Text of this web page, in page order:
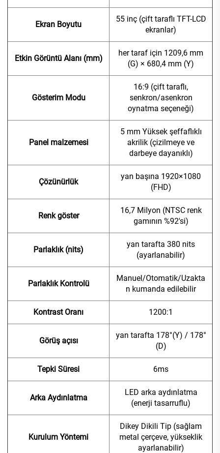
Ekran Boyutu
55 inç (çift taraflı TFT-LCD
ekranlar)
Etkin Görüntü Alanı (mm)
her taraf için 1209,6 mm
(G) × 680,4 mm (Y)
Gösterim Modu
16:9 (çift taraflı,
senkron/asenkron
oynatma seçeneği)
Panel malzemesi
5 mm Yüksek şeffaflıklı
akrilik (çizilmeye ve
darbeye dayanıklı)
Çözünürlük
yan başına 1920×1080
(FHD)
Renk göster
16,7 Milyon (NTSC renk
gamının %92'si)
Parlaklık (nits)
yan tarafta 380 nits
(ayarlanabilir)
Parlaklık Kontrolü
Manuel/Otomatik/Uzakta
n kumanda edilebilir
Kontrast Oranı 1200:1
Görüş açısı
yan tarafta 178°(Y) / 178°
(D)
Tepki Süresi 6ms
Arka Aydınlatma
LED arka aydınlatma
(enerji tasarruflu)
Kurulum Yöntemi
Dikey Dikili Tip (sağlam
metal çerçeve, yükseklik
ayarlanabilir)